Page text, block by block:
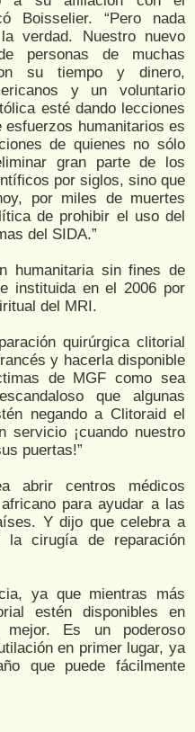
Boisselier. “Pero nada
verdad. Nuestro nuevo
personas de muchas
su tiempo y dinero,
y un voluntario
esté dando lecciones
humanitarios es
de quienes no sólo
gran parte de los
por siglos, sino que
por miles de muertes
de prohibir el uso del
del SIDA.”
humanitaria sin fines de
instituida en el 2006 por
del MRI.
quirúrgica clitorial
y hacerla disponible
de MGF como sea
que algunas
negando a Clitoraid el
servicio ¡cuando nuestro
puertas!”
abrir centros médicos
para ayudar a las
Y dijo que celebra a
la cirugía de reparación
ya que mientras más
estén disponibles en
mejor. Es un poderoso
en primer lugar, ya
que puede fácilmente